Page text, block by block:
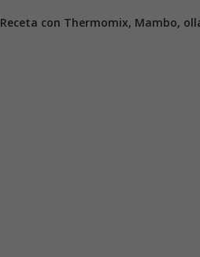
Receta con Thermomix, Mambo,